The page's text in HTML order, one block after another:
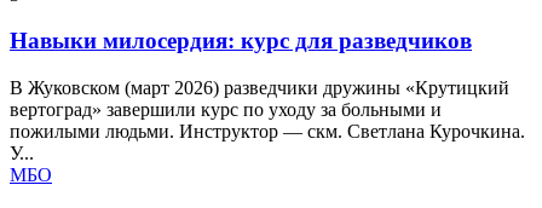
Навыки милосердия: курс для разведчиков
В Жуковском (март 2026) разведчики дружины «Крутицкий
вертоград» завершили курс по уходу за больными и
пожилыми людьми. Инструктор — скм. Светлана Курочкина.
У...
МБО